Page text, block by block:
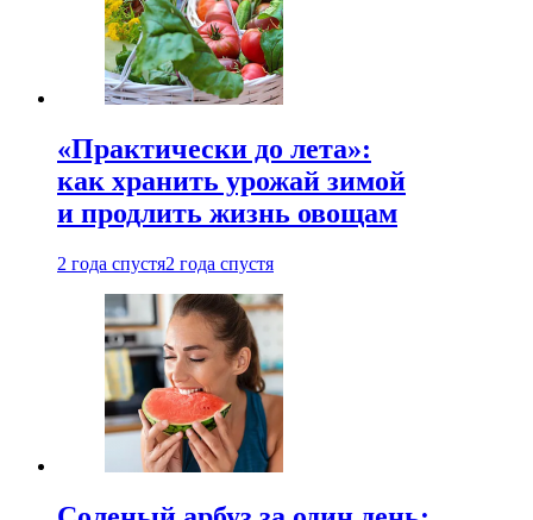
«Практически до лета»:
как хранить урожай зимой
и продлить жизнь овощам
2 года спустя2 года спустя